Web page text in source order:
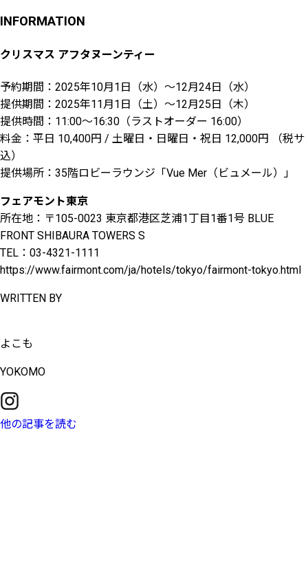
INFORMATION
クリスマス アフタヌーンティー
予約期間：2025年10月1日（水）～12月24日（水）
提供期間：2025年11月1日（土）〜12月25日（木）
提供時間：11:00〜16:30（ラストオーダー 16:00）
料金：平日 10,400円 / 土曜日・日曜日・祝日 12,000円 （税サ
込）
提供場所：35階ロビーラウンジ「Vue Mer（ビュメール）」
フェアモント東京
所在地：〒105-0023 東京都港区芝浦1丁目1番1号 BLUE
FRONT SHIBAURA TOWERS S
TEL：03-4321-1111
https://www.fairmont.com/ja/hotels/tokyo/fairmont-tokyo.html
WRITTEN BY
よこも
YOKOMO
他の記事を読む